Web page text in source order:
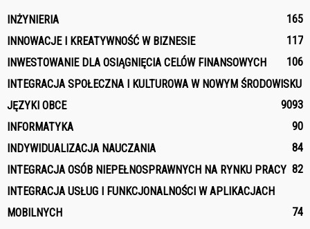
INŻYNIERIA
165
INNOWACJE I KREATYWNOŚĆ W BIZNESIE
117
INWESTOWANIE DLA OSIĄGNIĘCIA CELÓW FINANSOWYCH
106
INTEGRACJA SPOŁECZNA I KULTUROWA W NOWYM ŚRODOWISKU
93
JĘZYKI OBCE
90
INFORMATYKA
90
INDYWIDUALIZACJA NAUCZANIA
84
INTEGRACJA OSÓB NIEPEŁNOSPRAWNYCH NA RYNKU PRACY 82
INTEGRACJA USŁUG I FUNKCJONALNOŚCI W APLIKACJACH
MOBILNYCH
74